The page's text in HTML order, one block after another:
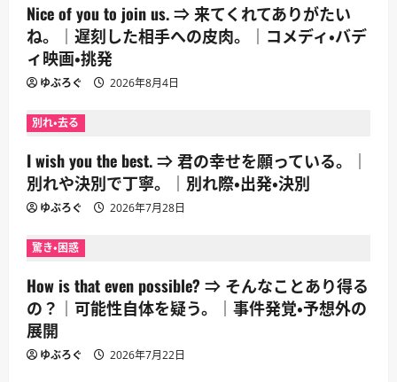
Nice of you to join us. ⇒ 来てくれてありがたい
ね。｜遅刻した相手への皮肉。｜コメディ・バデ
ィ映画・挑発
ゆぶろぐ 2026年8月4日
別れ・去る
I wish you the best. ⇒ 君の幸せを願っている。｜
別れや決別で丁寧。｜別れ際・出発・決別
ゆぶろぐ 2026年7月28日
驚き・困惑
How is that even possible? ⇒ そんなことあり得る
の？｜可能性自体を疑う。｜事件発覚・予想外の
展開
ゆぶろぐ 2026年7月22日